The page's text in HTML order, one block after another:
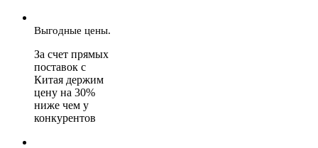
Выгодные цены.
За счет прямых
поставок с
Китая держим
цену на 30%
ниже чем у
конкурентов